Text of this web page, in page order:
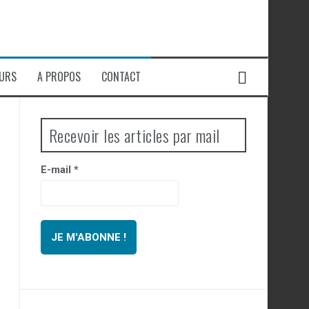
A PROPOS CONTACT
Recevoir les articles par mail
E-mail *